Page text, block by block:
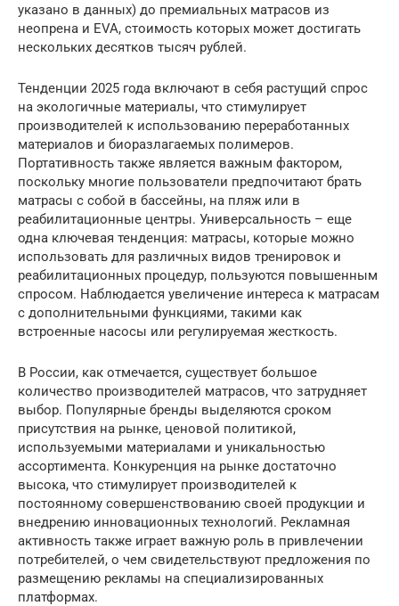
указано в данных) до премиальных матрасов из
неопрена и EVA, стоимость которых может достигать
нескольких десятков тысяч рублей.
Тенденции 2025 года включают в себя растущий спрос
на экологичные материалы, что стимулирует
производителей к использованию переработанных
материалов и биоразлагаемых полимеров.
Портативность также является важным фактором,
поскольку многие пользователи предпочитают брать
матрасы с собой в бассейны, на пляж или в
реабилитационные центры. Универсальность – еще
одна ключевая тенденция: матрасы, которые можно
использовать для различных видов тренировок и
реабилитационных процедур, пользуются повышенным
спросом. Наблюдается увеличение интереса к матрасам
с дополнительными функциями, такими как
встроенные насосы или регулируемая жесткость.
В России, как отмечается, существует большое
количество производителей матрасов, что затрудняет
выбор. Популярные бренды выделяются сроком
присутствия на рынке, ценовой политикой,
используемыми материалами и уникальностью
ассортимента. Конкуренция на рынке достаточно
высока, что стимулирует производителей к
постоянному совершенствованию своей продукции и
внедрению инновационных технологий. Рекламная
активность также играет важную роль в привлечении
потребителей, о чем свидетельствуют предложения по
размещению рекламы на специализированных
платформах.